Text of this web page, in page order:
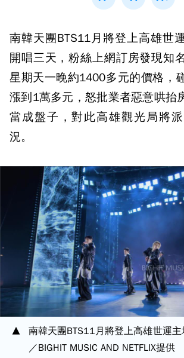
南韓天團BTS11月將登上高雄世
開唱三天，粉絲上網訂房發現知
星期天一晚約1400多元的價格，
漲到1萬多元，怒批業者惡意哄抬
當成盤子，對此高雄觀光局將
況。
南韓天團BTS11月將登上高雄世運
／BIGHIT MUSIC AND NETFLIX提供